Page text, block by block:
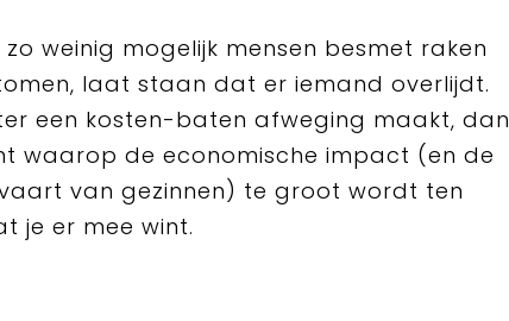
weinig mogelijk mensen besmet raken
laat staan dat er iemand overlijdt.
een kosten-baten afweging maakt, dan
waarop de economische impact (en de
van gezinnen) te groot wordt ten
je er mee wint.